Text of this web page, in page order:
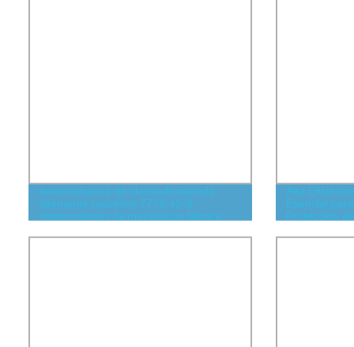
Intermediarios de clorosulfonamida
altamente reactivos 7778-42-9
Intermediarios farmacéuticos fábrica
fábrica directa
Alta
Esencial
Protección